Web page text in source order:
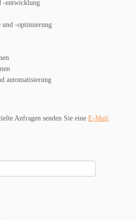
-entwicklung
und -optimierung
automatisierung
Anfragen senden Sie eine E-Mail.